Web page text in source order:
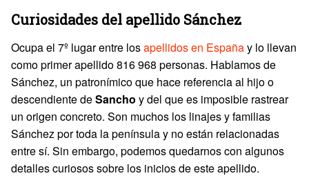
Curiosidades del apellido Sánchez
Ocupa el 7º lugar entre losapellidos en Españay lo llevan
como primer apellido 816 968 personas. Hablamos de
Sánchez, un patronímico que hace referencia al hijo o
descendiente deSancho y del que es imposible rastrear
un origen concreto. Son muchos los linajes y familias
Sánchez por toda la península y no están relacionadas
entre sí. Sin embargo, podemos quedarnos con algunos
detalles curiosos sobre los inicios de este apellido.